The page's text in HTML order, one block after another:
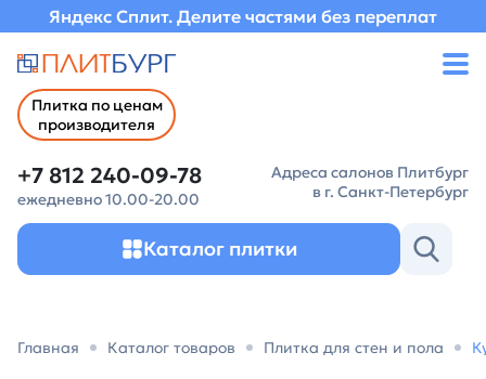
Яндекс Сплит. Делите частями без переплат
Плитка по ценам
производителя
+7 812 240-09-78
ежедневно 10.00-20.00
Адреса салонов Плитбург
в г. Санкт-Петербург
Каталог плитки
Главная Каталог товаров Плитка для стен и пола